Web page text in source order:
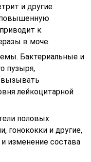
и другие.
к
в моче.
Бактериальные и
пузыря,
вызывать
лейкоцитарной
половых
гонококки и другие,
изменение состава